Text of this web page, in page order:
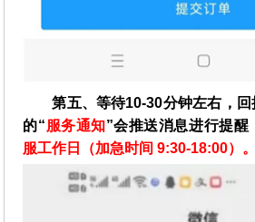
第五、等待10-30分钟左右，
的“服务通知”会推送消息进行提醒
服工作日（加急时间 9:30-18:00）。